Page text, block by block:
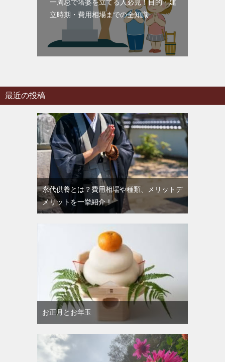
一周忌で塔婆を立てる人必見！目的・建
立時期・費用相場までの全知識
最近の投稿
永代供養とは？費用相場や種類、メリットデ
メリットを一挙紹介！
お正月とお年玉